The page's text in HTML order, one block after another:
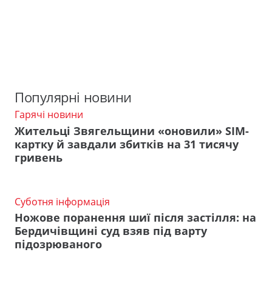
Популярні новини
Гарячі новини
Жительці Звягельщини «оновили» SIM-
картку й завдали збитків на 31 тисячу
гривень
Суботня інформація
Ножове поранення шиї після застілля: на
Бердичівщині суд взяв під варту
підозрюваного